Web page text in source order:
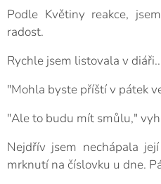
Podle Květiny reakce,
radost.
Rychle jsem listovala v
"Mohla byste příští v pátek
"Ale to budu mít smůlu,"
Nejdřív jsem nechápala
mrknutí na číslovku u dne.